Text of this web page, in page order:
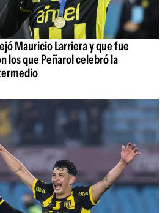
Mauricio Larriera y que fue
los que Peñarol celebró la